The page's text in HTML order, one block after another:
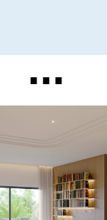
...